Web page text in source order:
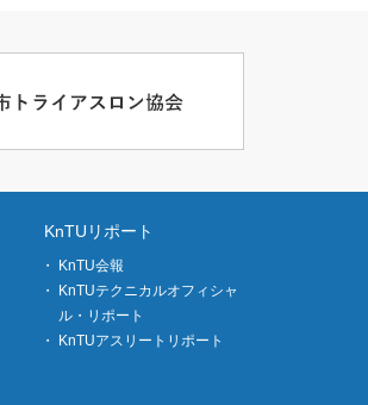
KnTUリポート
KnTU会報
KnTUテクニカルオフィシャ
ル・リポート
KnTUアスリートリポート